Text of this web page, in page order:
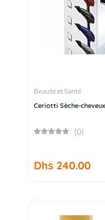
Beauté et Santé
Ceriotti Sèche-
(0)
Dhs 240.00